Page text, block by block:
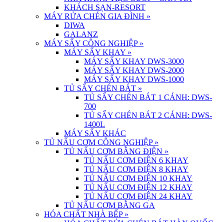
KHÁCH SẠN-RESORT
MÁY RỬA CHÉN GIA ĐÌNH »
DIWA
GALANZ
MÁY SẤY CÔNG NGHIỆP »
MÁY SẤY KHAY »
MÁY SẤY KHAY DWS-3000
MÁY SẤY KHAY DWS-2000
MÁY SẤY KHAY DWS-1000
TỦ SẤY CHÉN BÁT »
TỦ SẤY CHÉN BÁT 1 CÁNH: DWS-
700
TỦ SẤY CHÉN BÁT 2 CÁNH: DWS-
1400L
MÁY SẤY KHÁC
TỦ NẤU CƠM CÔNG NGHIỆP »
TỦ NẤU CƠM BẰNG ĐIỆN »
TỦ NẤU CƠM ĐIỆN 6 KHAY
TỦ NẤU CƠM ĐIỆN 8 KHAY
TỦ NẤU CƠM ĐIỆN 10 KHAY
TỦ NẤU CƠM ĐIỆN 12 KHAY
TỦ NẤU CƠM ĐIỆN 24 KHAY
TỦ NẤU CƠM BẰNG GA
HÓA CHẤT NHÀ BẾP »